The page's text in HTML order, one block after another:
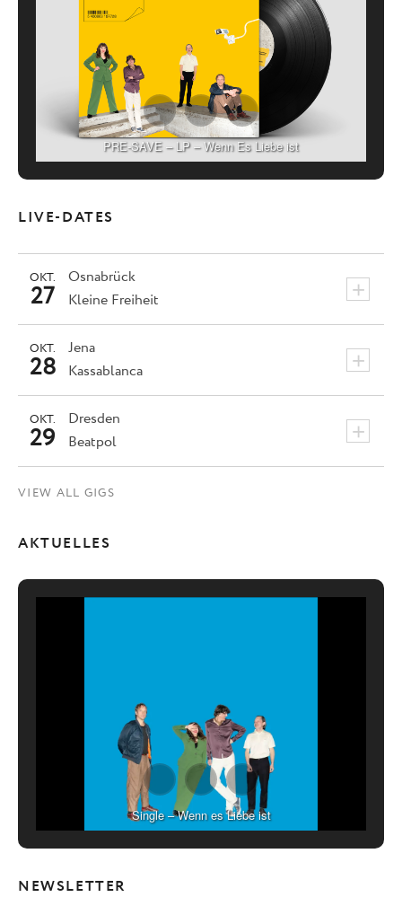
PRE-SAVE – LP – Wenn Es Liebe ist
LIVE-DATES
Osnabrück +
OKT.
27 Kleine Freiheit
Jena +
OKT.
28 Kassablanca
Dresden +
OKT.
29 Beatpol
VIEW ALL GIGS
AKTUELLES
Single – Wenn es Liebe ist
NEWSLETTER